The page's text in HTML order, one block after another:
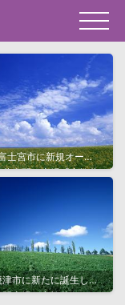
士宮市に新規オープ
専門の斎場「家族葬
市に新たに誕生した
斎場｜家族葬のタク